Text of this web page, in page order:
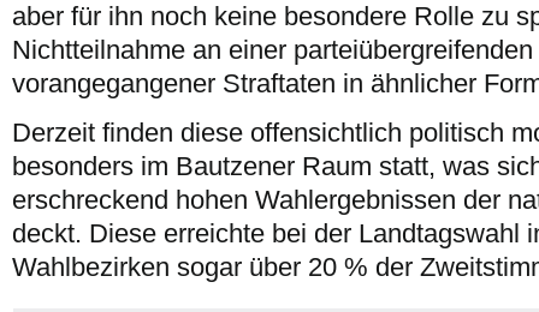
aber für ihn noch keine besondere Rolle zu
Nichtteilnahme an einer
vorangegangener Straftaten in ähnlicher
Derzeit finden diese offensichtlich politisch
besonders im Bautzener Raum statt, was
erschreckend hohen Wahlergebnissen der
deckt. Diese erreichte bei der Landtagswahl
Wahlbezirken sogar über 20 % der